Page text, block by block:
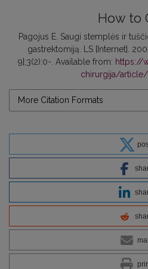
How to
Pagojus E. Saugi stemplės ir
gastrektomiją. LS [Internet].
9];3(2):0-. Available from: https://
chirurgija/
More Citation Formats
mail